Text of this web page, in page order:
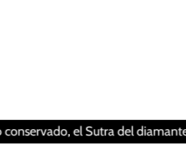
el Sutra del diamante, es